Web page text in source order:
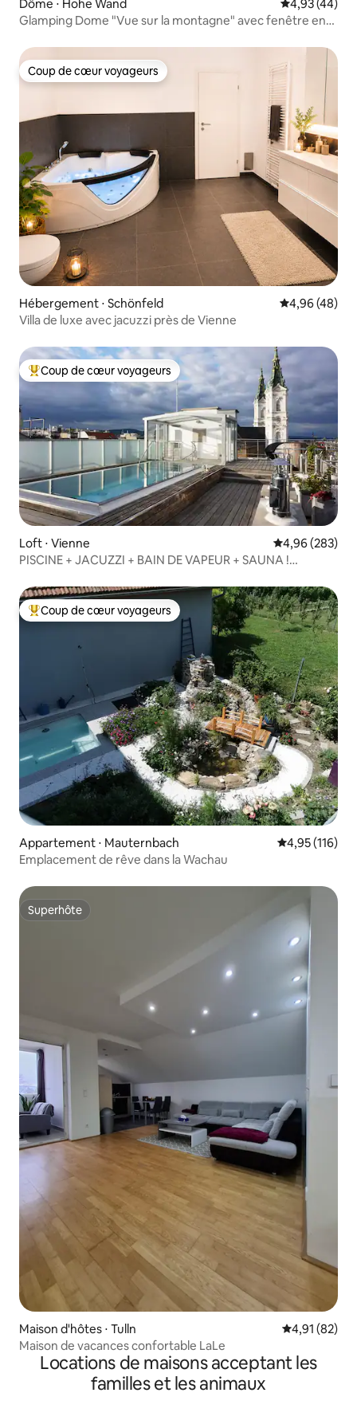
Dôme ⋅ Hohe Wand Évaluation
4,93 (44)
Glamping Dome "Vue sur la montagne" avec fenêtre en
Coup de cœur voyageurs
Coup de cœur voyageurs
Hébergement ⋅ Schönfeld Évaluation
4,96 (48)
Villa de luxe avec jacuzzi près de Vienne
Coups de cœur voyageurs les plus appréciés
Coup de cœur voyageurs
Loft ⋅ Vienne Évaluation
4,96 (283)
PISCINE + JACUZZI + BAIN DE VAPEUR + SAUNA !
Coups de cœur voyageurs les plus appréciés
Coup de cœur voyageurs
Appartement ⋅ Mauternbach Évaluation
4,95 (116)
Emplacement de rêve dans la Wachau
Superhôte
Superhôte
Maison d'hôtes ⋅ Tulln Évaluation
4,91 (82)
Maison de vacances confortable LaLe
Locations de maisons acceptant les
familles et les animaux